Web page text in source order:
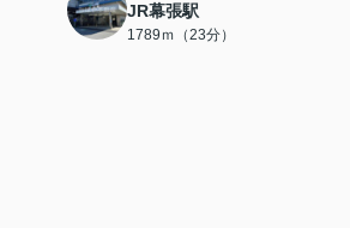
JR幕張駅
1789ｍ（23分）